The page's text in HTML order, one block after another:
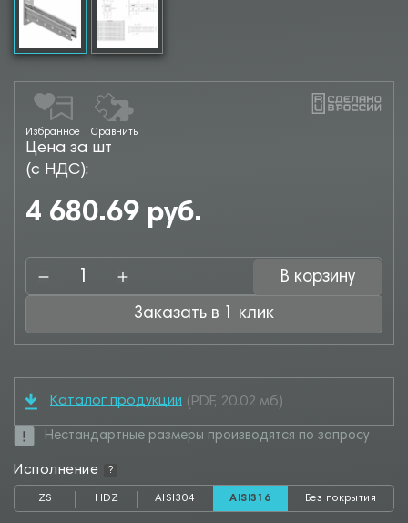
Избранное Сравнить
Цена за шт
(с НДС):
4 680.69 руб.
В корзину
Заказать в 1 клик
Каталог продукции (PDF, 20.02 мб)
Нестандартные размеры производятся по запросу
Исполнение ?
ZS HDZ AISI304 AISI316 Без покрытия